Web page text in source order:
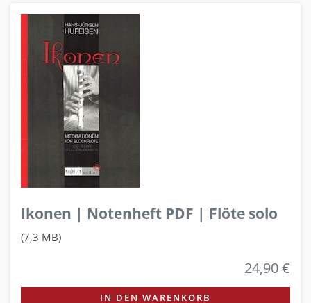
Ikonen | Notenheft PDF | Flöte solo
(7,3 MB)
24,90 €
IN DEN WARENKORB